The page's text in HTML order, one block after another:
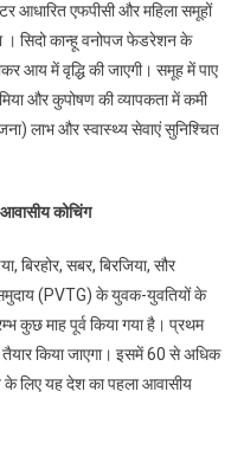
एफपीसी और महिला समूहों
। सिदो कान्हू वनोपज फेडरेशन के
आय में वृद्धि की जाएगी। समूह में पाए
और कुपोषण की व्यापकता में कमी
लाभ और स्वास्थ्य सेवाएं सुनिश्चित
कोचिंग
बिरहोर, सबर, बिरजिया, सौर
(PVTG) के युवक-युवतियों के
कुछ माह पूर्व किया गया है। प्रथम
किया जाएगा। इसमें 60 से अधिक
लिए यह देश का पहला आवासीय